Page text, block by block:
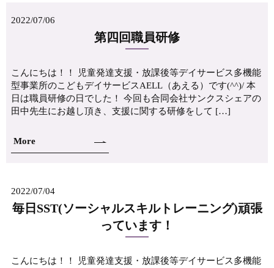
2022/07/06
第四回職員研修
こんにちは！！ 児童発達支援・放課後等デイサービス多機能
型事業所のこどもデイサービスAELL（あえる）です(^^)/ 本
日は職員研修の日でした！ 今回も合同会社サンクスシェアの
田中先生にお越し頂き、支援に関する研修をして […]
More
2022/07/04
毎日SST(ソーシャルスキルトレーニング)頑張
っています！
こんにちは！！ 児童発達支援・放課後等デイサービス多機能